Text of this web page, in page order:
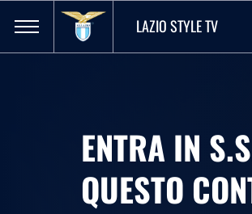
LAZIO STYLE TV
ENTRA IN
QUESTO